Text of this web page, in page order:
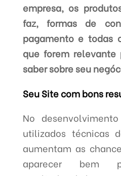
empresa, os
faz, formas de
pagamento e todas
que forem
saber sobre seu
Seu Site com bons
No
utilizados técnicas
aumentam as
aparecer bem